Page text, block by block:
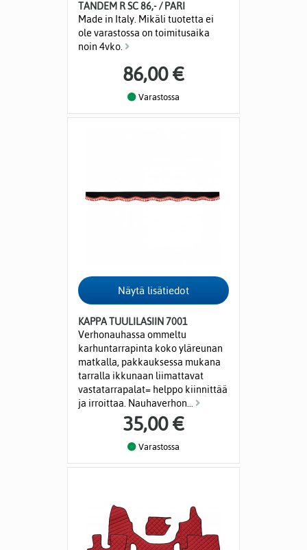
TANDEM R SC 86,- / PARI
Made in Italy. Mikäli tuotetta ei
ole varastossa on toimitusaika
noin 4vko.
86,00 €
Varastossa
KAPPA TUULILASIIN 7001
Verhonauhassa ommeltu
karhuntarrapinta koko yläreunan
matkalla, pakkauksessa mukana
tarralla ikkunaan liimattavat
vastatarrapalat= helppo kiinnittää
ja irroittaa. Nauhaverhon...
35,00 €
Varastossa